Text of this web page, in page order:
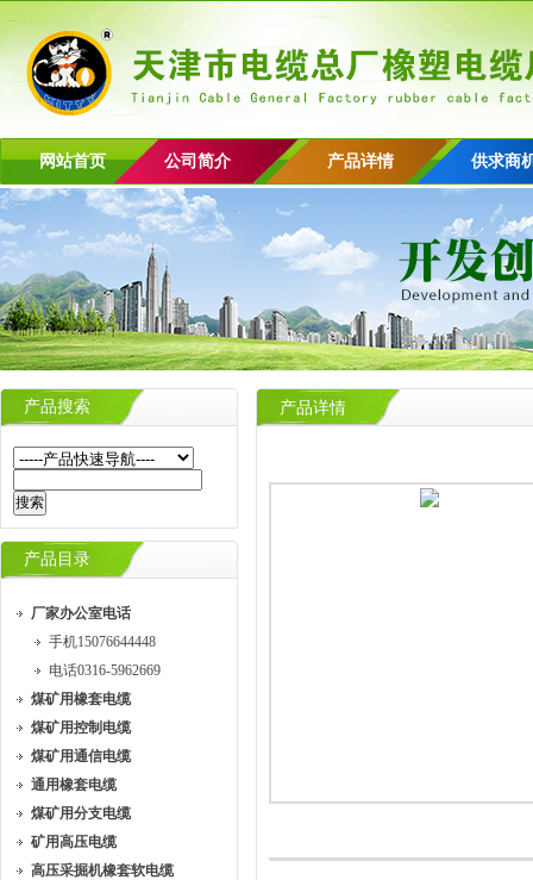
网站首页 公司简介 产品详情 供求商
产品搜索
产品目录
厂家办公室电话
手机15076644448
电话0316-5962669
煤矿用橡套电缆
煤矿用控制电缆
煤矿用通信电缆
通用橡套电缆
煤矿用分支电缆
矿用高压电缆
高压采掘机橡套软电缆
产品详情